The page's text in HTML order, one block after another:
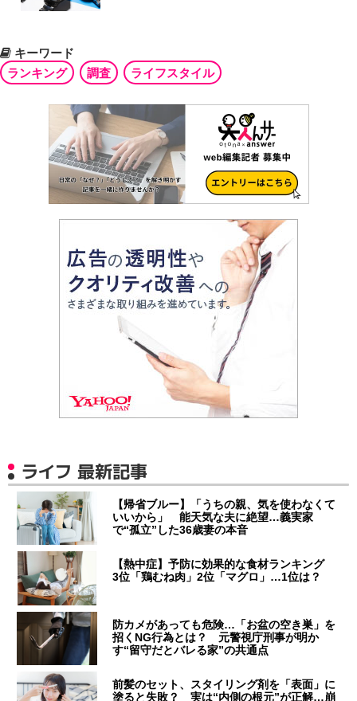
キーワード
ランキング
調査 ライフスタイル
ライフ 最新記事
【帰省ブルー】「うちの親、気を使わなくて
いいから」 能天気な夫に絶望…義実家
で“孤立”した36歳妻の本音
【熱中症】予防に効果的な食材ランキング
3位「鶏むね肉」2位「マグロ」…1位は？
防カメがあっても危険…「お盆の空き巣」を
招くNG行為とは？ 元警視庁刑事が明か
す“留守だとバレる家”の共通点
前髪のセット、スタイリング剤を「表面」に
塗ると失敗？ 実は“内側の根元”が正解…崩